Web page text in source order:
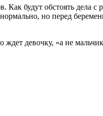
будут обстоять дела
но перед
ждет девочку, «а не